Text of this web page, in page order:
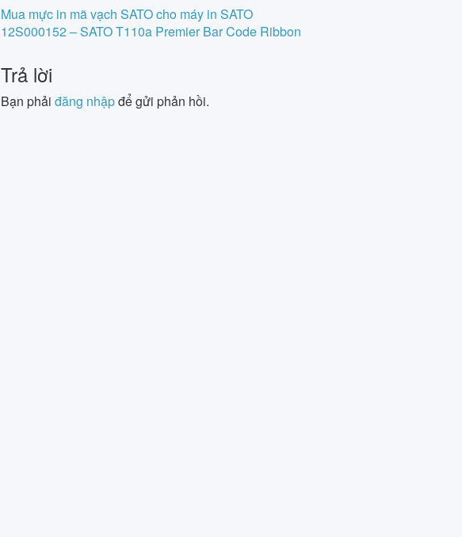
Post
navigation
Mua mực in mã vạch SATO cho máy in SATO
12S000152 – SATO T110a Premier Bar Code Ribbon
Trả lời
Bạn phải đăng nhậpđể gửi phản hồi.